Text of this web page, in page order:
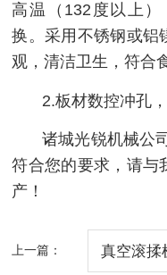
高温（132度以上
换。采用不锈钢或铝
观，清洁卫生，符合
2.板材数控冲孔
诸城光锐机械公
符合您的要求，请与
产！
上一篇： 真空滚揉